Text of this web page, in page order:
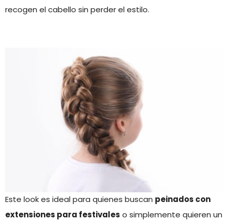
recogen el cabello sin perder el estilo.
Este look es ideal para quienes buscan peinados con
extensiones para festivales o simplemente quieren un